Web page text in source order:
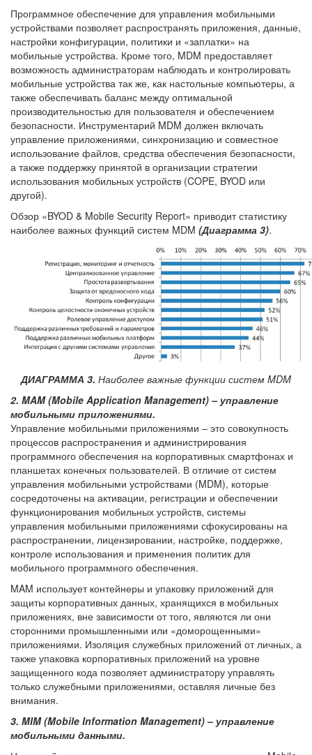
Программное обеспечение для управления мобильными
устройствами позволяет распространять приложения, данные,
настройки конфигурации, политики и «заплатки» на
мобильные устройства. Кроме того, MDM предоставляет
возможность администраторам наблюдать и контролировать
мобильные устройства так же, как настольные компьютеры, а
также обеспечивать баланс между оптимальной
производительностью для пользователя и обеспечением
безопасности. Инструментарий MDM должен включать
управление приложениями, синхронизацию и совместное
использование файлов, средства обеспечения безопасности,
а также поддержку принятой в организации стратегии
использования мобильных устройств (COPE, BYOD или
другой).
Обзор «BYOD & Mobile Security Report» приводит статистику
наиболее важных функций систем MDM (Диаграмма 3).
ДИАГРАММА 3. Наиболее важные функции систем MDM
2. MAM (Mobile Application Management) – управление
мобильными приложениями.
Управление мобильными приложениями – это совокупность
процессов распространения и администрирования
программного обеспечения на корпоративных смартфонах и
планшетах конечных пользователей. В отличие от систем
управления мобильными устройствами (MDM), которые
сосредоточены на активации, регистрации и обеспечении
функционирования мобильных устройств, системы
управления мобильными приложениями сфокусированы на
распространении, лицензировании, настройке, поддержке,
контроле использования и применения политик для
мобильного программного обеспечения.
MAM использует контейнеры и упаковку приложений для
защиты корпоративных данных, хранящихся в мобильных
приложениях, вне зависимости от того, являются ли они
сторонними промышленными или «доморощенными»
приложениями. Изоляция служебных приложений от личных, а
также упаковка корпоративных приложений на уровне
защищенного кода позволяет администратору управлять
только служебными приложениями, оставляя личные без
внимания.
3. MIM (Mobile Information Management) – управление
мобильными данными.